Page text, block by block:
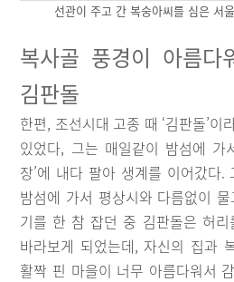
선관이 주고 간 복숭아씨를 심은 서
복사골 풍경이 아름다
김판돌
한편, 조선시대 고종 때 ‘김판돌’
있었다, 그는 매일같이 밤섬에 가
장’에 내다 팔아 생계를 이어갔다.
밤섬에 가서 평상시와 다름없이
기를 한 참 잡던 중 김판돌은 허
바라보게 되었는데, 자신의 집과
활짝 핀 마을이 너무 아름다워서